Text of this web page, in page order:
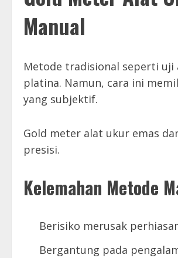
Manual
Metode tradisional seperti uji
platina. Namun, cara ini
yang subjektif.
Gold meter alat ukur emas
presisi.
Kelemahan Metode
Berisiko merusak
Bergantung pada